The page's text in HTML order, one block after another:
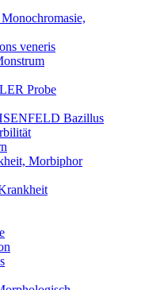
veneris
Probe
Bazillus
Morbiphor